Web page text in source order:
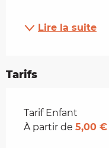
Lire la suite
Tarifs
Tarifs 2026
Tarif Enfant
À partir de 5,00 €